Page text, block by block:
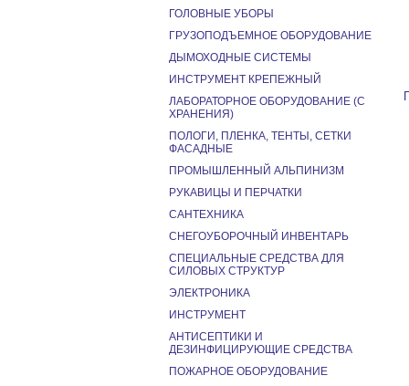
ГОЛОВНЫЕ УБОРЫ
ГРУЗОПОДЪЕМНОЕ ОБОРУДОВАНИЕ
ДЫМОХОДНЫЕ СИСТЕМЫ
ИНСТРУМЕНТ КРЕПЕЖНЫЙ
ЛАБОРАТОРНОЕ ОБОРУДОВАНИЕ (С
ХРАНЕНИЯ)
ПОЛОГИ, ПЛЕНКА, ТЕНТЫ, СЕТКИ
ФАСАДНЫЕ
ПРОМЫШЛЕННЫЙ АЛЬПИНИЗМ
РУКАВИЦЫ И ПЕРЧАТКИ
САНТЕХНИКА
СНЕГОУБОРОЧНЫЙ ИНВЕНТАРЬ
СПЕЦИАЛЬНЫЕ СРЕДСТВА ДЛЯ
СИЛОВЫХ СТРУКТУР
ЭЛЕКТРОНИКА
ИНСТРУМЕНТ
АНТИСЕПТИКИ И
ДЕЗИНФИЦИРУЮЩИЕ СРЕДСТВА
ПОЖАРНОЕ ОБОРУДОВАНИЕ